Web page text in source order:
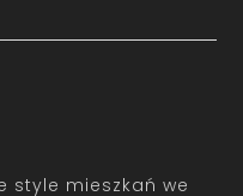
style mieszkań we